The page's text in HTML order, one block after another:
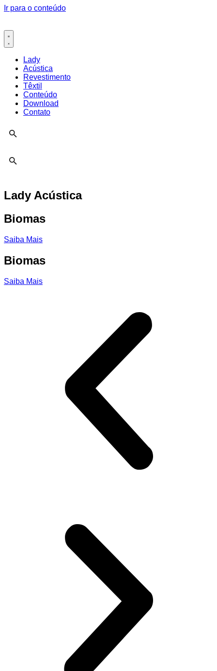
Ir para o conteúdo
Lady
Acústica
Revestimento
Têxtil
Conteúdo
Download
Contato
Lady Acústica
Biomas
Saiba Mais
Biomas
Saiba Mais